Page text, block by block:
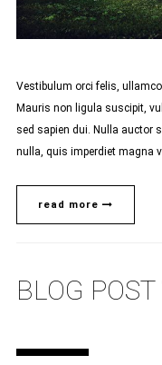
Vestibulum orci felis,
Mauris non ligula suscipit,
sed sapien dui. Nulla auctor
nulla, quis imperdiet magna
read more
BLOG POST